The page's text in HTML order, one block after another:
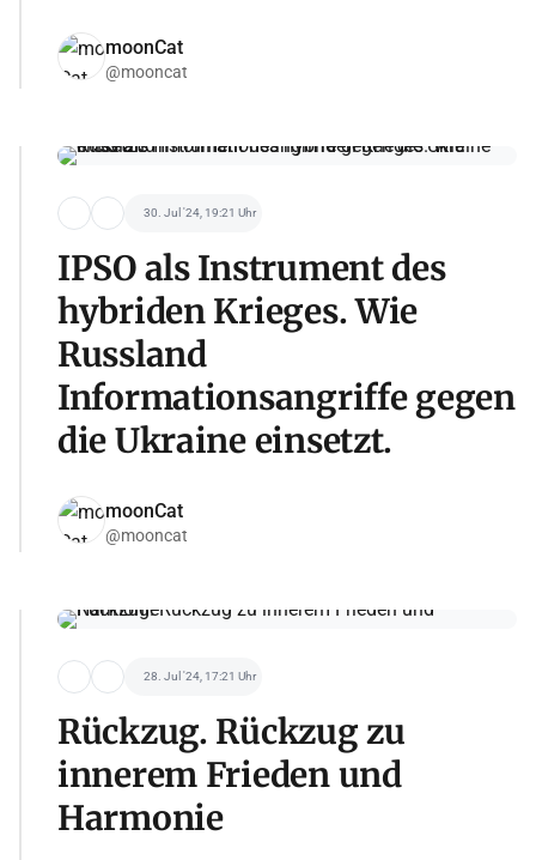
moonCat
@mooncat
30. Jul '24, 19:21 Uhr
IPSO als Instrument des
hybriden Krieges. Wie
Russland
Informationsangriffe gegen
die Ukraine einsetzt.
moonCat
@mooncat
28. Jul '24, 17:21 Uhr
Rückzug. Rückzug zu
innerem Frieden und
Harmonie